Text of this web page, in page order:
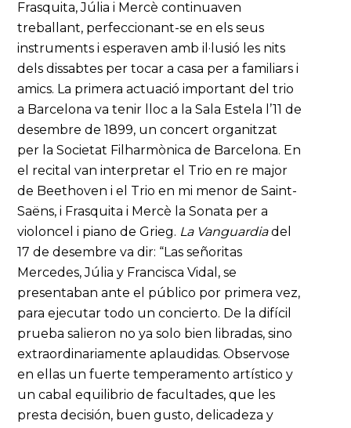
Frasquita, Júlia i Mercè continuaven
treballant, perfeccionant-se en els seus
instruments i esperaven amb il·lusió les nits
dels dissabtes per tocar a casa per a familiars i
amics. La primera actuació important del trio
a Barcelona va tenir lloc a la Sala Estela l’11 de
desembre de 1899, un concert organitzat
per la Societat Filharmònica de Barcelona. En
el recital van interpretar el Trio en re major
de Beethoven i el Trio en mi menor de Saint-
Saëns, i Frasquita i Mercè la Sonata per a
violoncel i piano de Grieg. La Vanguardiadel
17 de desembre va dir: “Las señoritas
Mercedes, Júlia y Francisca Vidal, se
presentaban ante el público por primera vez,
para ejecutar todo un concierto. De la difícil
prueba salieron no ya solo bien libradas, sino
extraordinariamente aplaudidas. Observose
en ellas un fuerte temperamento artístico y
un cabal equilibrio de facultades, que les
presta decisión, buen gusto, delicadeza y